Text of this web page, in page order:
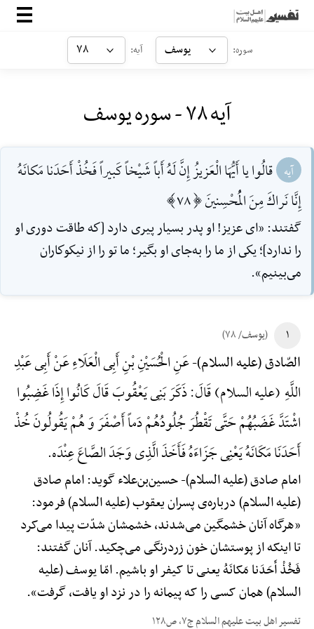
صفحه‌اصلی
ارتباط با ما
سوره: یوسف آیه: ۷۸
آیه ۷۸ - سوره یوسف
آیه قالُوا يا أَيُّهَا الْعَزيزُ إِنَّ لَهُ أَباً شَيْخاً كَبيراً فَخُذْ أَحَدَنا مَكانَهُ
إِنَّا نَراكَ مِنَ الْمُحْسِنينَ [78]
گفتند: «اى عزيز! او پدر بسيار پيرى دارد [كه طاقت دورى او
را ندارد]؛ يكى از ما را به‌جاى او بگير؛ ما تو را از نيكوكاران
مى‌بينيم».
۱ (یوسف/ ۷۸)
الصّادق (علیه السلام)-عَنِ الْحُسَیْنِ بْنِ أَبِی الْعَلَاءِ عَنْ أَبِی عَبْدِ
اللَّهِ (علیه السلام) قَالَ: ذَکَرَ بَنِی یَعْقُوبَ قَالَ کَانُوا إِذَا غَضِبُوا
اشْتَدَّ غَضَبُهُمْ حَتَّی تَقْطُرَ جُلُودُهُمْ دَماً أَصْفَرَ وَ هُمْ یَقُولُونَ خُذْ
أَحَدَنَا مَکَانَهُ یَعْنِی جَزَاءَهُ فَأَخَذَ الَّذِی وَجَدَ الصَّاعَ عِنْدَه.
امام صادق (علیه السلام)-حسین‌بن‌علاء گوید: امام صادق
(علیه السلام) درباره‌ی پسران یعقوب (علیه السلام) فرمود:
«هرگاه آنان خشمگین می‌شدند، خشمشان شدّت پیدا می‌کرد
تا اینکه از پوستشان خون زردرنگی می‌چکید. آنان گفتند:
فَخُذْ أَحَدَنا مَکانَهُ یعنی تا کیفر او باشیم. امّا یوسف (علیه
السلام) همان کسی را که پیمانه را در نزد او یافت، گرفت».
تفسیر اهل بیت علیهم السلام ج۷، ص۱۲۸